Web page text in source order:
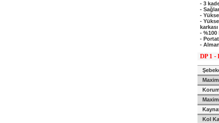
- 3
-
-
-
karkası
- %100
-
-
DP 1 -
Kol